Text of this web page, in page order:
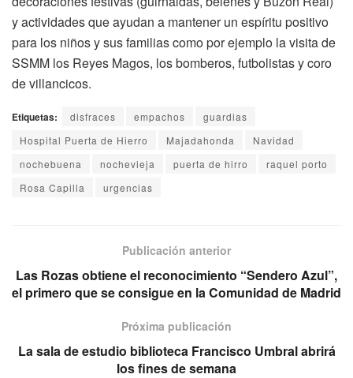
y actividades que ayudan a mantener un espíritu positivo
para los niños y sus familias como por ejemplo la visita de
SSMM los Reyes Magos, los bomberos, futbolistas y coro
de villancicos.
Etiquetas: disfraces empachos
guardias
Hospital Puerta de Hierro
Majadahonda
Navidad
nochebuena
nochevieja puerta de hirro
raquel porto
Rosa Capilla
urgencias
Publicación anterior
Las Rozas obtiene el reconocimiento “Sendero Azul”,
el primero que se consigue en la Comunidad de Madrid
Próxima publicación
La sala de estudio biblioteca Francisco Umbral abrirá
los fines de semana